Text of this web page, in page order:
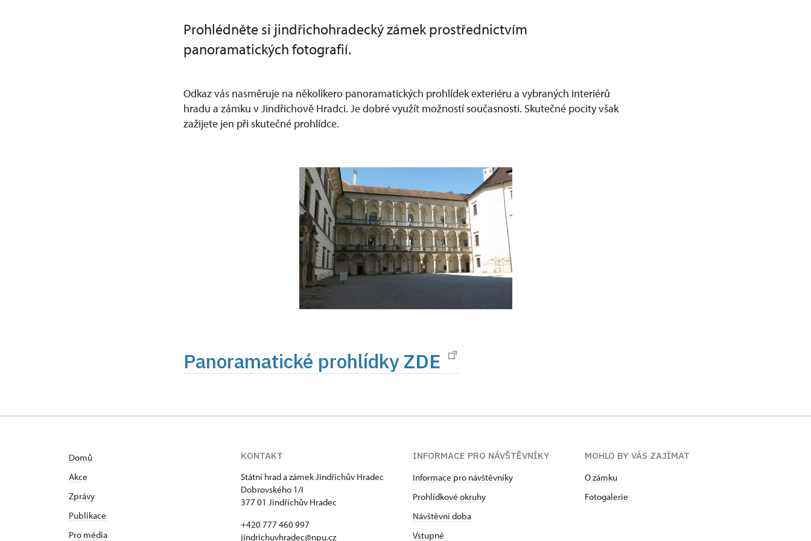
Prohlédněte si jindřichohradecký zámek prostřednictvím
panoramatických fotografií.
Odkaz vás nasměruje na několikero panoramatických prohlídek exteriéru a vybraných interiérů
hradu a zámku v Jindřichově Hradci. Je dobré využít možností současnosti. Skutečné pocity však
zažijete jen při skutečné prohlídce.
Panoramatické prohlídkyZDE
Domů
Akce
Zprávy
Publikace
Pro média
KONTAKT
Státní hrad a zámek Jindřichův Hradec
Dobrovského 1/I
377 01 Jindřichův Hradec
+420 777 460 997
jindrichuvhradec@npu.cz
INFORMACE PRO NÁVŠTĚVNÍKY
Informace pro návštěvníky
Prohlídkové okruhy
Návštěvní doba
Vstupné
MOHLO BY VÁS ZAJÍMAT
O zámku
Fotogalerie